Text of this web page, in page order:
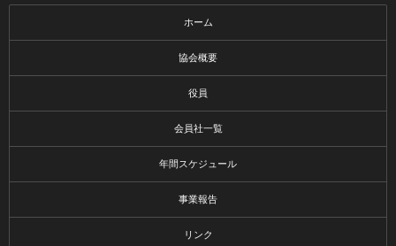
ホーム
協会概要
役員
会員社一覧
年間スケジュール
事業報告
リンク